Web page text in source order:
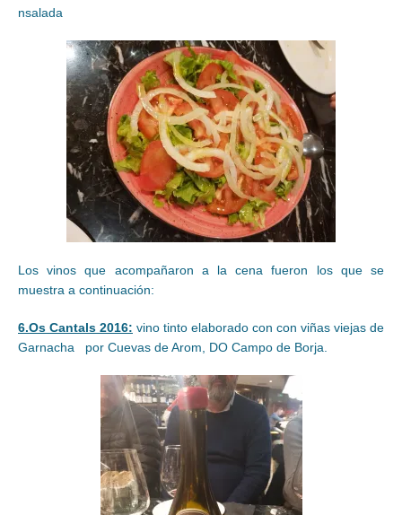
nsalada
Los vinos que acompañaron a la cena fueron los que se
muestra a continuación:
6.Os Cantals 2016: vino tinto elaborado con con viñas viejas de
Garnacha por Cuevas de Arom, DO Campo de Borja.